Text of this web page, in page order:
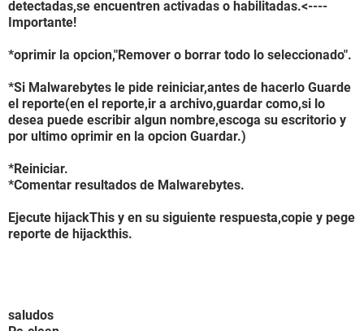
detectadas,se encuentren activadas o habilitadas.<----
Importante!
*oprimir la opcion,"Remover o borrar todo lo seleccionado".
*Si Malwarebytes le pide reiniciar,antes de hacerlo Guarde
el reporte(en el reporte,ir a archivo,guardar como,si lo
desea puede escribir algun nombre,escoga su escritorio y
por ultimo oprimir en la opcion Guardar.)
*Reiniciar.
*Comentar resultados de Malwarebytes.
Ejecute hijackThis y en su siguiente respuesta,copie y pege
reporte de hijackthis.
saludos